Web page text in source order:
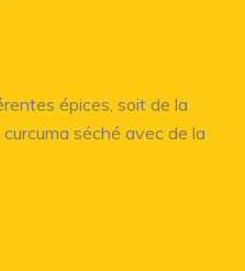
épices, soit de la
séché avec de la